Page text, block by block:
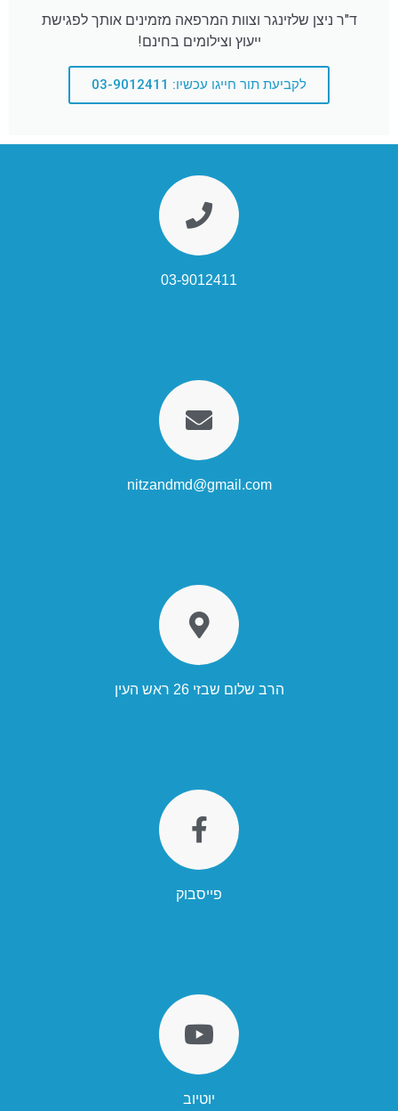
ד"ר ניצן שלזינגר וצוות המרפאה מזמינים אותך לפגישת
ייעוץ וצילומים בחינם!
לקביעת תור חייגו עכשיו: 03-9012411
03-9012411
nitzandmd@gmail.com
הרב שלום שבזי 26 ראש העין
פייסבוק
יוטיוב